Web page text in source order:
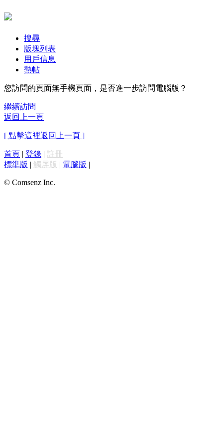
搜尋
版塊列表
用戶信息
熱帖
您訪問的頁面無手機頁面，是否進一步訪問電腦版？
繼續訪問
返回上一頁
[ 點擊這裡返回上一頁 ]
首頁 | 登錄 | 註冊
標準版 | 觸屏版 | 電腦版 |
© Comsenz Inc.